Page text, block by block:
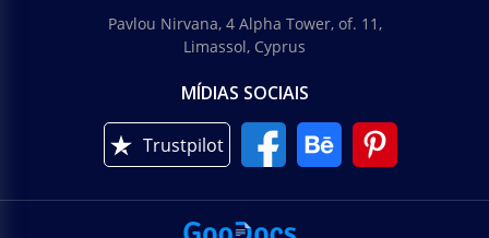
Pavlou Nirvana, 4 Alpha Tower, of. 11,
Limassol, Cyprus
MÍDIAS SOCIAIS
Trustpilot